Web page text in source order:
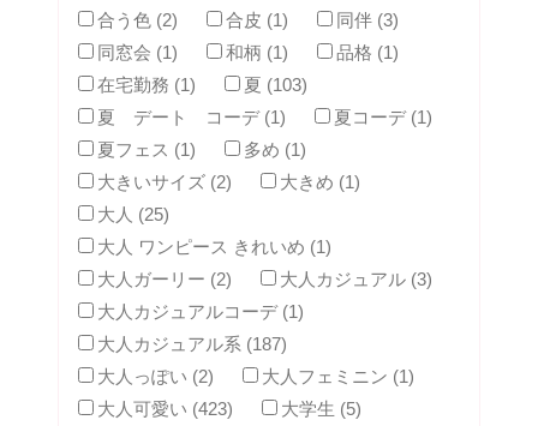
合う色 (2)
合皮 (1)
同伴 (3)
同窓会 (1)
和柄 (1)
品格 (1)
在宅勤務 (1)
夏 (103)
夏 デート コーデ (1)
夏コーデ (1)
夏フェス (1)
多め (1)
大きいサイズ (2)
大きめ (1)
大人 (25)
大人 ワンピース きれいめ (1)
大人ガーリー (2)
大人カジュアル (3)
大人カジュアルコーデ (1)
大人カジュアル系 (187)
大人っぽい (2)
大人フェミニン (1)
大人可愛い (423)
大学生 (5)